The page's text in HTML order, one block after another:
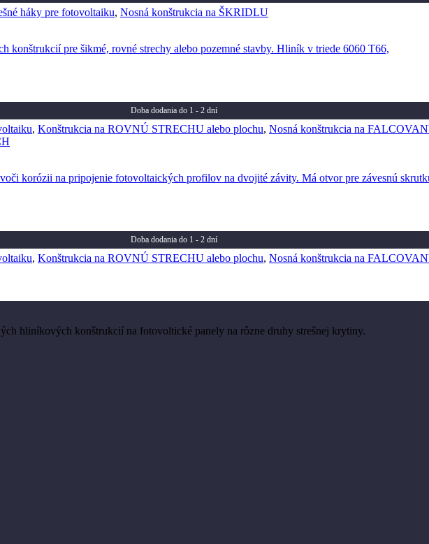
háky pre fotovoltaiku, Nosná konštrukcia na ŠKRIDLU
Doba dodania do 1 - 2 dní
, Konštrukcia na ROVNÚ STRECHU alebo plochu, Nosná konštrukcia na
Doba dodania do 1 - 2 dní
, Konštrukcia na ROVNÚ STRECHU alebo plochu, Nosná konštrukcia na
hliníkových konštrukcií na fotovoltické panely na rôzne druhy strešnej krytiny.